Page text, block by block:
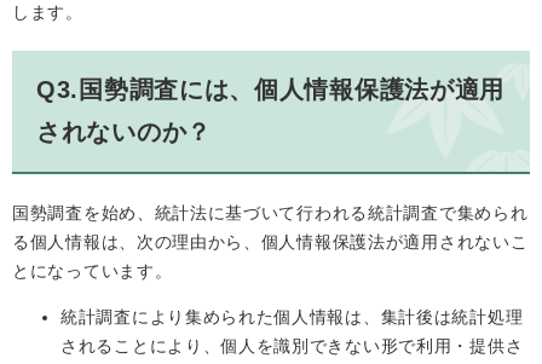
します。
Q3.国勢調査には、個人情報保護法が適用
されないのか？
国勢調査を始め、統計法に基づいて行われる統計調査で集められ
る個人情報は、次の理由から、個人情報保護法が適用されないこ
とになっています。
統計調査により集められた個人情報は、集計後は統計処理
されることにより、個人を識別できない形で利用・提供さ